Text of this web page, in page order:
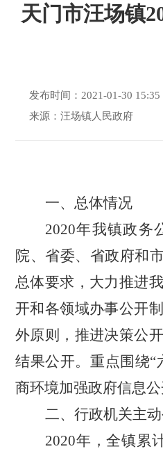
天门市汪场镇
发布时间：2021-01-30 15:35
来源：汪场镇人民政府
一、总体情况
2020年我镇政务
院、省委、省政府和
总体要求，大力推进
开和各领域办事公开
外原则，推进决策公
结果公开。重点围绕“
商环境加强政府信息公
二、行政机关主
2020年，全镇累